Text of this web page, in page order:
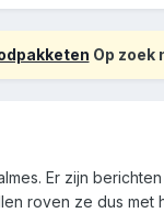
Op zoek
Er zijn
roven ze dus met